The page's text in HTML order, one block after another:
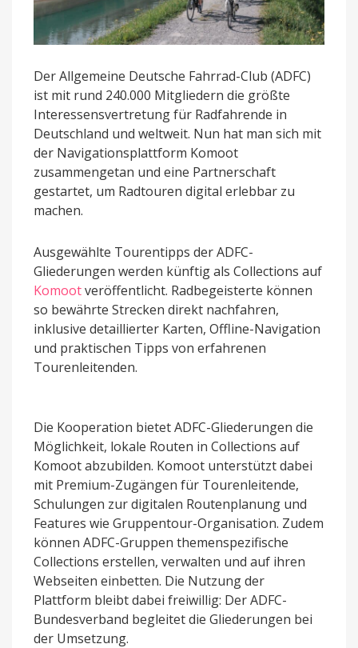
Der Allgemeine Deutsche Fahrrad-Club (ADFC)
ist mit rund 240.000 Mitgliedern die größte
Interessensvertretung für Radfahrende in
Deutschland und weltweit. Nun hat man sich mit
der Navigationsplattform Komoot
zusammengetan und eine Partnerschaft
gestartet, um Radtouren digital erlebbar zu
machen.
Ausgewählte Tourentipps der ADFC-
Gliederungen werden künftig als Collections auf
Komootveröffentlicht. Radbegeisterte können
so bewährte Strecken direkt nachfahren,
inklusive detaillierter Karten, Offline-Navigation
und praktischen Tipps von erfahrenen
Tourenleitenden.
Die Kooperation bietet ADFC-Gliederungen die
Möglichkeit, lokale Routen in Collections auf
Komoot abzubilden. Komoot unterstützt dabei
mit Premium-Zugängen für Tourenleitende,
Schulungen zur digitalen Routenplanung und
Features wie Gruppentour-Organisation. Zudem
können ADFC-Gruppen themenspezifische
Collections erstellen, verwalten und auf ihren
Webseiten einbetten. Die Nutzung der
Plattform bleibt dabei freiwillig: Der ADFC-
Bundesverband begleitet die Gliederungen bei
der Umsetzung.